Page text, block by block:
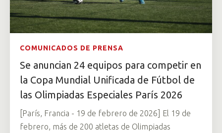
COMUNICADOS DE PRENSA
Se anuncian 24 equipos para competir en
la Copa Mundial Unificada de Fútbol de
las Olimpiadas Especiales París 2026
[París, Francia - 19 de febrero de 2026] El 19 de
febrero, más de 200 atletas de Olimpiadas